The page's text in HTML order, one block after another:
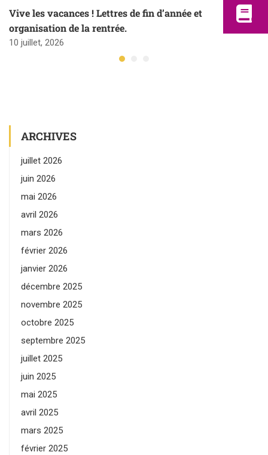
Vive les vacances ! Lettres de fin d’année et
organisation de la rentrée.
10 juillet, 2026
ARCHIVES
juillet 2026
juin 2026
mai 2026
avril 2026
mars 2026
février 2026
janvier 2026
décembre 2025
novembre 2025
octobre 2025
septembre 2025
juillet 2025
juin 2025
mai 2025
avril 2025
mars 2025
février 2025